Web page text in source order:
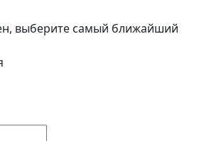
выберите самый ближайший